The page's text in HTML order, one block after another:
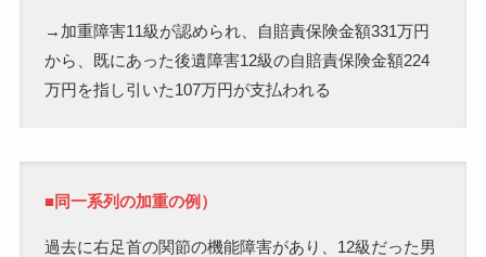
→加重障害11級が認められ、自賠責保険金額331万円
から、既にあった後遺障害12級の自賠責保険金額224
万円を指し引いた107万円が支払われる
■同一系列の加重の例）
過去に右足首の関節の機能障害があり、12級だった男